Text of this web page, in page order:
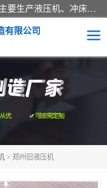
南通科达机床制造有限公司主要生产液压机、冲床、压力机等产品；本公司采用现代化企业的管理方法进行管理，立足于产品的质量管理，以优秀的品质、新颖的设计、合理的价格、完善的服务赢得广大客户的充分信赖和良好的口碑。领导层将运用科学管理方法及长期积累下来的经验和广泛领域吸取来新的技术不断调整产品结构，为市场提供精良的各类机械设备。企业将坚持与国内外各界朋友，真诚合作，共创辉煌。
有限公司
> 郑州旧液压机
液压机